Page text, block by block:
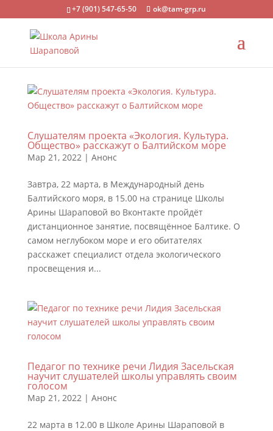
+7 (901) 547-65-50 ok@tam-grp.ru
Слушателям проекта «Экология. Культура.
Общество» расскажут о Балтийском море
Мар 21, 2022| Анонс
Завтра, 22 марта, в Международный день
Балтийского моря, в 15.00 на странице Школы
Арины Шараповой во Вконтакте пройдёт
дистанционное занятие, посвящённое Балтике. О
самом неглубоком море и его обитателях
расскажет специалист отдела экологического
просвещения и...
Педагог по технике речи Лидия Засельская
научит слушателей школы управлять своим
голосом
Мар 21, 2022| Анонс
22 марта в 12.00 в Школе Арины Шараповой в